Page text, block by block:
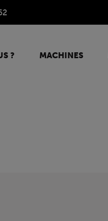
? MACHINES